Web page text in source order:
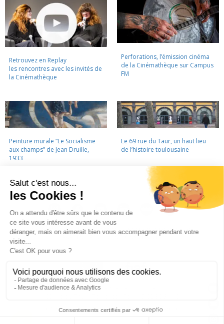
Retrouvez en Replay
les rencontres avec les invités de
la Cinémathèque
Perforations, l’émission cinéma
de la Cinémathèque sur Campus
FM
Peinture murale “Le Socialisme
aux champs” de Jean Druille,
1933
Le 69 rue du Taur, un haut lieu
de l’histoire toulousaine
LA CINÉMATHÈQUE · CONTACTS · LETTRE D'INFORMATION ·
PARTENAIRES · MENTIONS LÉGALES
La Cinémathèque de Toulouse
La Cinémathèque de Toulouse © 2015. Tous droits réservés.